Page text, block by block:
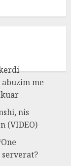
abuzim me
nis
(VIDEO)
serverat?